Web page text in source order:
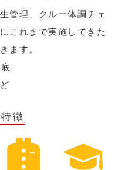
管理、クルー体調チェ
これまで実施してきた
ます。
徴